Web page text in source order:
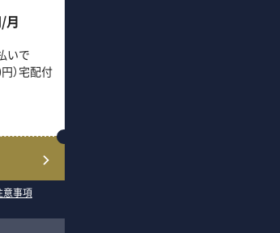
月
いで
）宅配付
事項